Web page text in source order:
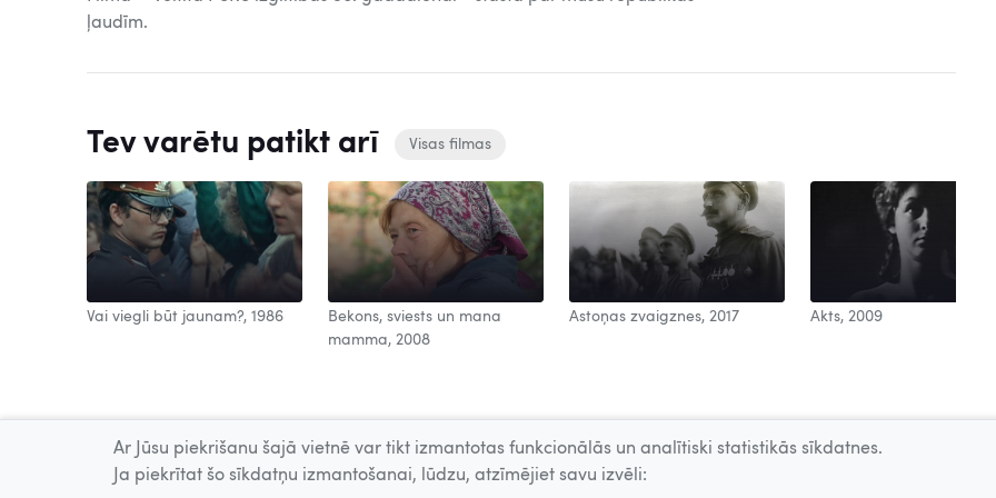
ļaudīm.
Tev varētu patikt arī Visas filmas
Vai viegli būt jaunam?, 1986
Bekons, sviests un mana
mamma, 2008
Astoņas zvaigznes, 2017 Akts, 2009
Ar Jūsu piekrišanu šajā vietnē var tikt izmantotas funkcionālās un analītiski statistikās sīkdatnes.
Ja piekrītat šo sīkdatņu izmantošanai, lūdzu, atzīmējiet savu izvēli: